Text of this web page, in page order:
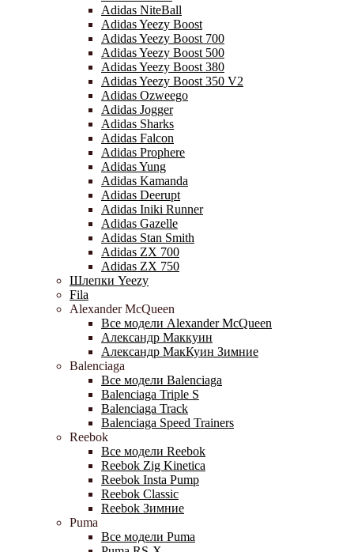
Adidas NiteBall
Adidas Yeezy Boost
Adidas Yeezy Boost 700
Adidas Yeezy Boost 500
Adidas Yeezy Boost 380
Adidas Yeezy Boost 350 V2
Adidas Ozweego
Adidas Jogger
Adidas Sharks
Adidas Falcon
Adidas Prophere
Adidas Yung
Adidas Kamanda
Adidas Deerupt
Adidas Iniki Runner
Adidas Gazelle
Adidas Stan Smith
Adidas ZX 700
Adidas ZX 750
Шлепки Yeezy
Fila
Alexander McQueen
Все модели Alexander McQueen
Александр Маккуин
Александр МакКуин Зимние
Balenciaga
Все модели Balenciaga
Balenciaga Triple S
Balenciaga Track
Balenciaga Speed Trainers
Reebok
Все модели Reebok
Reebok Zig Kinetica
Reebok Insta Pump
Reebok Classic
Reebok Зимние
Puma
Все модели Puma